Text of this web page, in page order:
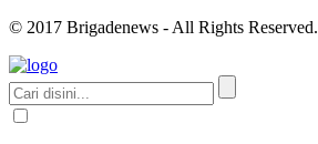
© 2017 Brigadenews - All Rights Reserved.